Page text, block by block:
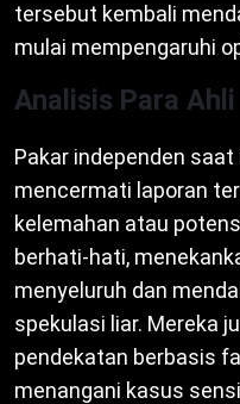
tersebut kembali
mulai mempengaruhi
Analisis Para Ahli
Pakar independen
mencermati laporan
kelemahan atau
berhati-hati,
menyeluruh dan
spekulasi liar. Mereka
pendekatan berbasis
menangani kasus